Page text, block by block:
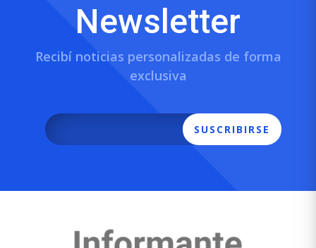
Newsletter
Recibí noticias personalizadas de forma
exclusiva
SUSCRIBIRSE